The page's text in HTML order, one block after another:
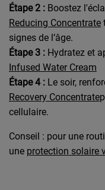
Étape 2 : Boostez
Reducing Concentrate
signes de l’âge.
Étape 3 : Hydratez et
Infused Water Cream
Étape 4 : Le soir,
Recovery Concentrate
cellulaire.
Conseil : pour une
une protection solaire